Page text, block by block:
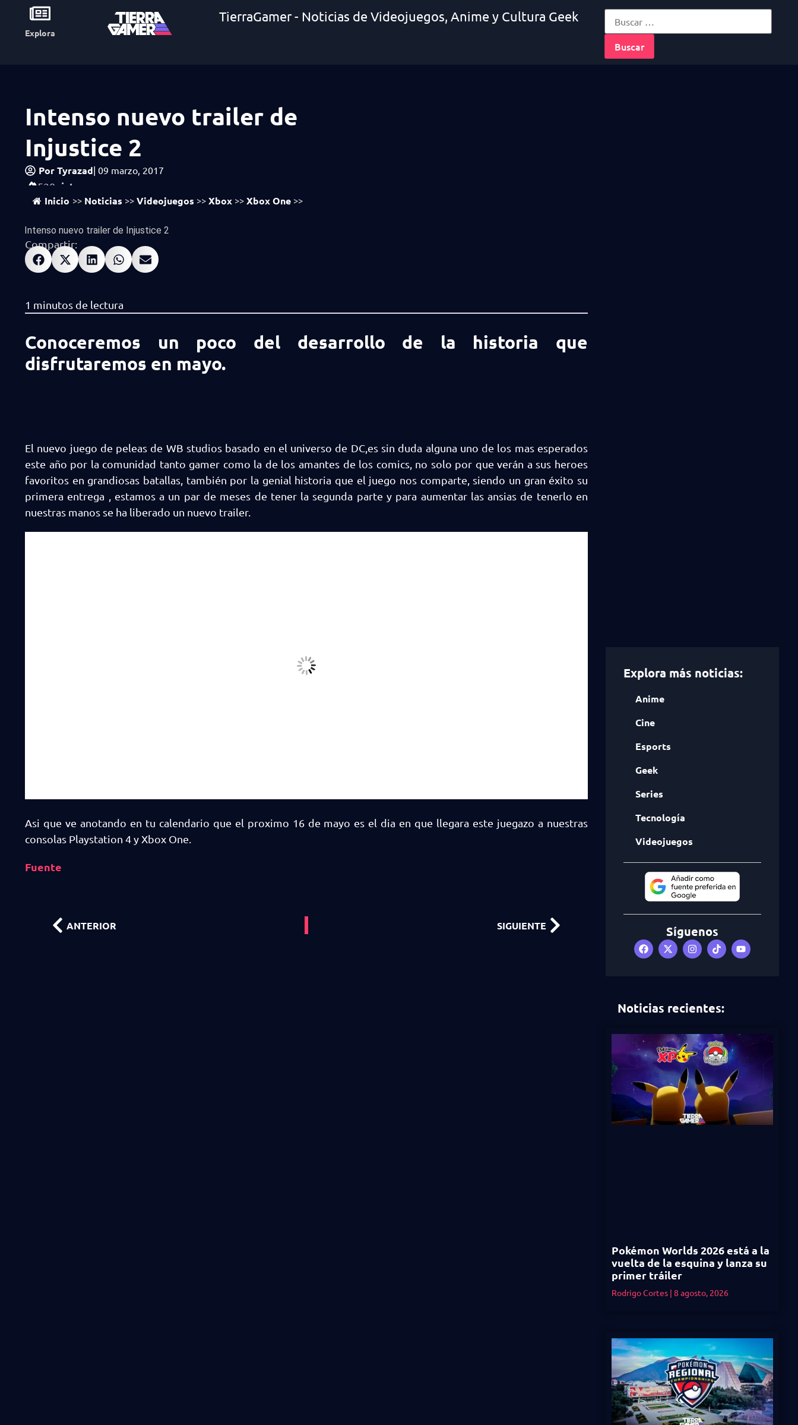
Explora
TierraGamer - Noticias de Videojuegos, Anime y Cultura Geek
Intenso nuevo trailer de
Injustice 2
PorTyrazad| 09 marzo, 2017
520 vistas
Inicio >> Noticias >> Videojuegos >> Xbox >> Xbox One >>
Intenso nuevo trailer de Injustice 2
Compartir:
Conoceremos un poco del desarrollo de la historia que
disfrutaremos en mayo.
El nuevo juego de peleas de WB studios basado en el universo de DC,es sin duda alguna uno de los mas esperados
este año por la comunidad tanto gamer como la de los amantes de los comics, no solo por que verán a sus heroes
favoritos en grandiosas batallas, también por la genial historia que el juego nos comparte, siendo un gran éxito su
primera entrega , estamos a un par de meses de tener la segunda parte y para aumentar las ansias de tenerlo en
nuestras manos se ha liberado un nuevo trailer.
Asi que ve anotando en tu calendario que el proximo 16 de mayo es el dia en que llegara este juegazo a nuestras
consolas Playstation 4 y Xbox One.
Fuente
ANTERIOR SIGUIENTE
Explora más noticias:
Anime
Cine
Esports
Geek
Series
Tecnología
Videojuegos
Síguenos
Noticias recientes:
Pokémon Worlds 2026 está a la
vuelta de la esquina y lanza su
primer tráiler
Rodrigo Cortes 8 agosto, 2026